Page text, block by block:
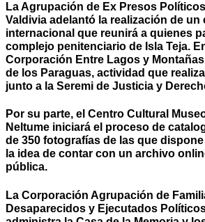
La Agrupación de Ex Presos
Valdivia adelantó la realización de un
internacional que reunirá a quienes
complejo penitenciario de Isla Teja.
Corporación Entre Lagos y
de los Paraguas, actividad que
junto a la Seremi de Justicia y
Por su parte, el Centro Cultural
Neltume iniciará el proceso de
de 350 fotografías de las que
la idea de contar con un archivo
pública.
La Corporación Agrupación de
Desaparecidos y Ejecutados